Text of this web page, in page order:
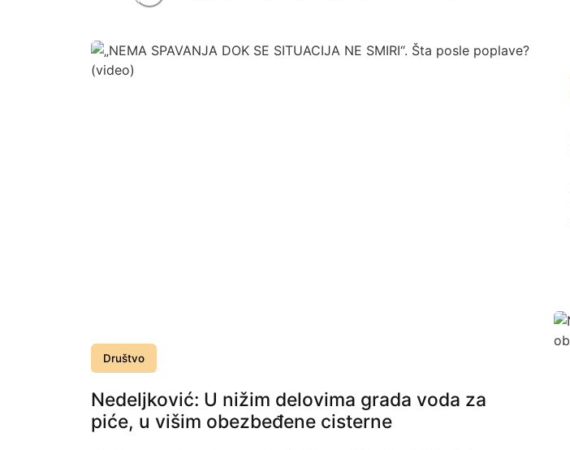
Društvo
Nedeljković: U nižim delovima grada voda za
piće, u višim obezbeđene cisterne